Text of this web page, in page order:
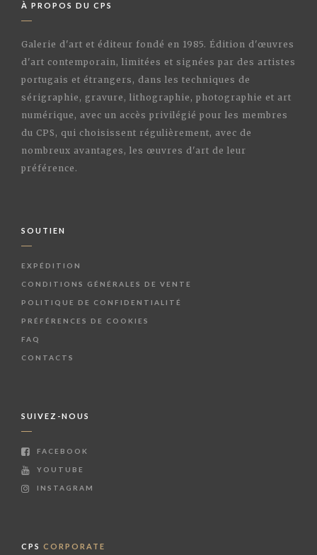
À PROPOS DU CPS
Galerie d'art et éditeur fondé en 1985. Édition d'œuvres
d'art contemporain, limitées et signées par des artistes
portugais et étrangers, dans les techniques de
sérigraphie, gravure, lithographie, photographie et art
numérique, avec un accès privilégié pour les membres
du CPS, qui choisissent régulièrement, avec de
nombreux avantages, les œuvres d'art de leur
préférence.
SOUTIEN
EXPÉDITION
CONDITIONS GÉNÉRALES DE VENTE
POLITIQUE DE CONFIDENTIALITÉ
PRÉFÉRENCES DE COOKIES
FAQ
CONTACTS
SUIVEZ-NOUS
FACEBOOK
YOUTUBE
INSTAGRAM
CPS CORPORATE